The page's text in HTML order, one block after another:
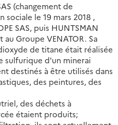
(changement de
le 19 mars 2018 ,
SAS, puis HUNTSMAN
au Groupe VENATOR. Sa
de titane était réalisée
sulfurique d'un minerai
destinés à être utilisés dans
des peintures, des
des déchets à
étaient produits;